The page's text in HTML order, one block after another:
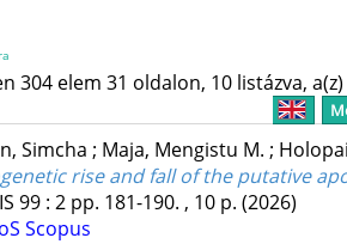
304 elem 31 oldalon, 10 listázva,
Simcha ; Maja, Mengistu M. ;
rise and fall of the putative
99: 2 pp. 181-190. , 10 p. (2026)
Scopus